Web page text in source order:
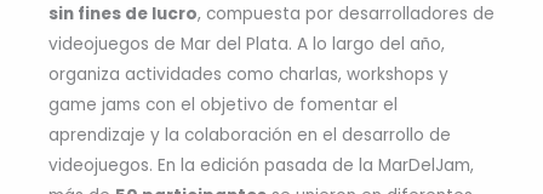
sin fines de lucro, compuesta por desarrolladores de
videojuegos de Mar del Plata. A lo largo del año,
organiza actividades como charlas, workshops y
game jams con el objetivo de fomentar el
aprendizaje y la colaboración en el desarrollo de
videojuegos. En la edición pasada de la MarDelJam,